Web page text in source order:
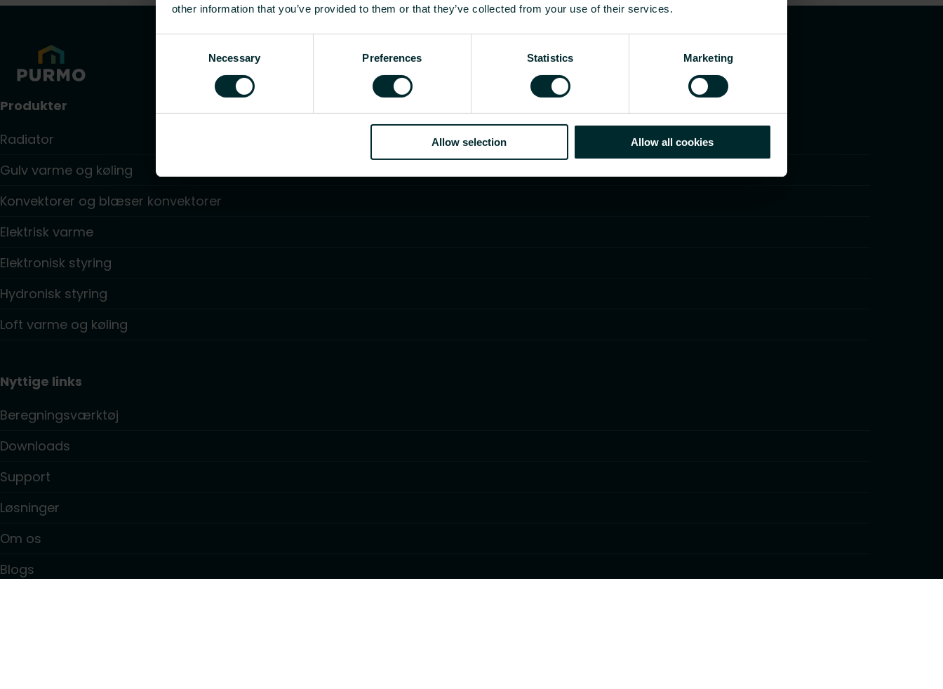
other information that you’ve provided to them or that they’ve collected from your use of their services.
Necessary Preferences Statistics Marketing
Allow selection Allow all cookies
Produkter
Radiator
Gulv varme og køling
Konvektorer og blæser konvektorer
Elektrisk varme
Elektronisk styring
Hydronisk styring
Loft varme og køling
Nyttige links
Beregningsværktøj
Downloads
Support
Løsninger
Om os
Blogs